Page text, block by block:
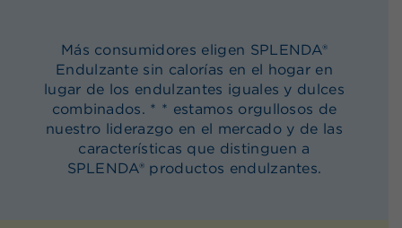
Más consumidores eligen SPLENDA®
Endulzante sin calorías en el hogar en
lugar de los endulzantes iguales y dulces
combinados. * * estamos orgullosos de
nuestro liderazgo en el mercado y de las
características que distinguen a
SPLENDA® productos endulzantes.